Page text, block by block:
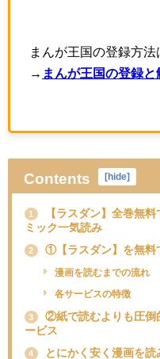
まんが王国の登録方
→ まんが王国の登録
Contents [hide]
1
【ラスダン】全巻無
ミック一気読み
2 ①【ラスダン】を無料
漫画を読むまでの流れ
各サービスの特徴
3
②紙で読むよりも圧倒
ービス
4 とにかく安く漫画を